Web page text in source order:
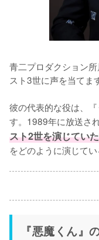
青二プロダクション
スト3世に声を当てます
彼の代表的な役は、
す。1989年に放送さ
スト2世を演じてい
をどのように演じて
『悪魔くん』